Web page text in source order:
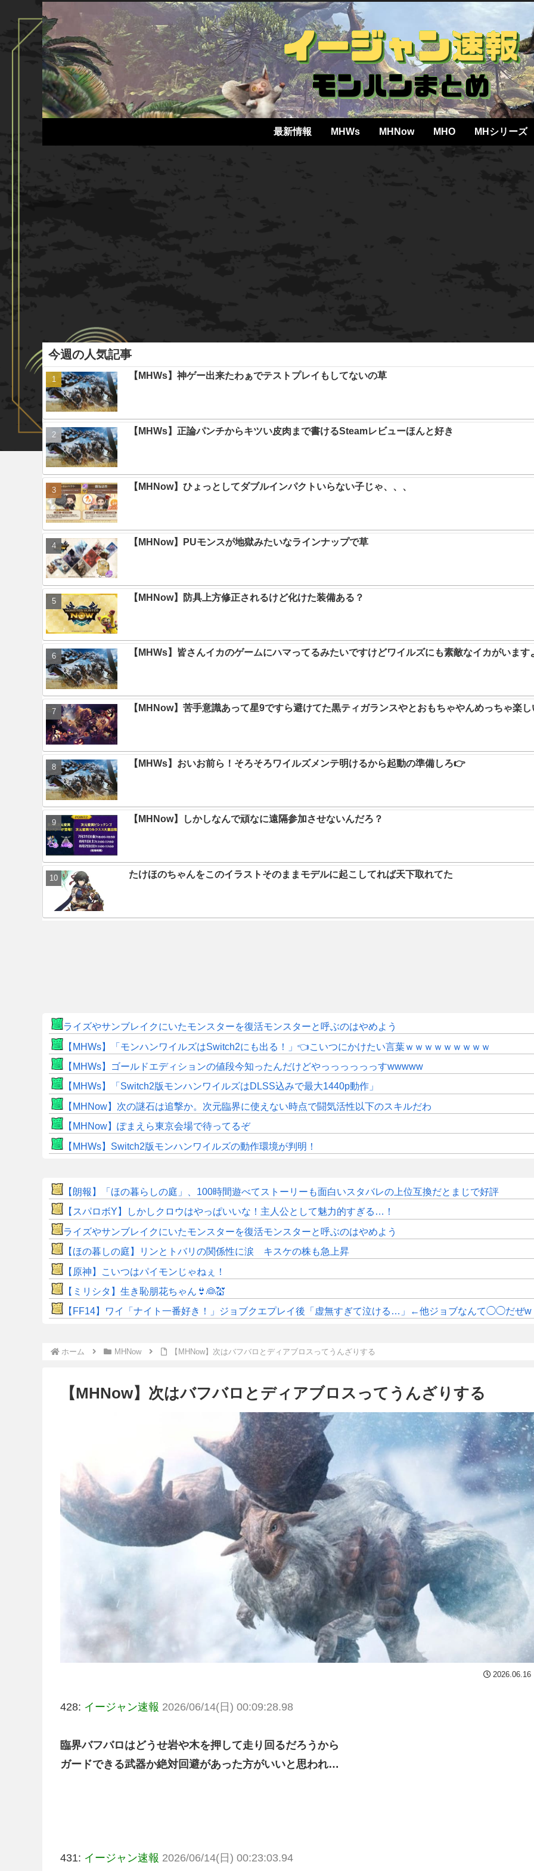
最新情報 MHWs MHNow MHO MHシリーズ
今週の人気記事
【MHWs】神ゲー出来たわぁでテストプレイもしてないの草
【MHWs】正論パンチからキツい皮肉まで書けるSteamレビューほんと好き
【MHNow】ひょっとしてダブルインパクトいらない子じゃ、、、
【MHNow】PUモンスが地獄みたいなラインナップで草
【MHNow】防具上方修正されるけど化けた装備ある？
【MHWs】皆さんイカのゲームにハマってるみたいですけどワイルズにも素敵なイカがいます
【MHNow】苦手意識あって星9ですら避けてた黒ティガランスやとおもちゃやんめっちゃ楽し
【MHWs】おいお前ら！そろそろワイルズメンテ明けるから起動の準備しろ👉
【MHNow】しかしなんで頑なに遠隔参加させないんだろ？
たけほのちゃんをこのイラストそのままモデルに起こしてれば天下取れてた
ライズやサンブレイクにいたモンスターを復活モンスターと呼ぶのはやめよう
【MHWs】「モンハンワイルズはSwitch2にも出る！」👈こいつにかけたい言葉ｗｗｗｗｗｗｗｗｗ
【MHWs】ゴールドエディションの値段今知ったんだけどやっっっっっっすwwwww
【MHWs】「Switch2版モンハンワイルズはDLSS込みで最大1440p動作」
【MHNow】次の謎石は追撃か。次元臨界に使えない時点で闘気活性以下のスキルだわ
【MHNow】ぽまえら東京会場で待ってるぞ
【MHWs】Switch2版モンハンワイルズの動作環境が判明！
【朗報】「ほの暮らしの庭」、100時間遊べてストーリーも面白いスタバレの上位互換だとまじで好評
【スパロボY】しかしクロウはやっぱいいな！主人公として魅力的すぎる…！
ライズやサンブレイクにいたモンスターを復活モンスターと呼ぶのはやめよう
【ほの暮しの庭】リンとトバリの関係性に涙 キスケの株も急上昇
【原神】こいつはパイモンじゃねぇ！
【ミリシタ】生き恥朋花ちゃん👙👰💒
【FF14】ワイ「ナイト一番好き！」ジョブクエプレイ後「虚無すぎて泣ける…」←他ジョブなんて◯◯だぜw
ホーム MHNow 【MHNow】次はバフバロとディアブロスってうんざりする
【MHNow】次はバフバロとディアブロスってうんざりする
2026.06.16
428: イージャン速報 2026/06/14(日) 00:09:28.98
臨界バフバロはどうせ岩や木を押して走り回るだろうから
ガードできる武器か絶対回避があった方がいいと思われ…
431: イージャン速報 2026/06/14(日) 00:23:03.94